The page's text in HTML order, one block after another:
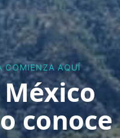
COMIENZA AQUÍ
conoce